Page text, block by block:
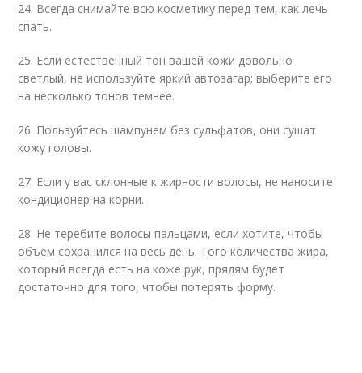
24. Всегда снимайте всю косметику перед тем, как лечь
спать.
25. Если естественный тон вашей кожи довольно
светлый, не используйте яркий автозагар; выберите его
на несколько тонов темнее.
26. Пользуйтесь шампунем без сульфатов, они сушат
кожу головы.
27. Если у вас склонные к жирности волосы, не наносите
кондиционер на корни.
28. Не теребите волосы пальцами, если хотите, чтобы
объем сохранился на весь день. Того количества жира,
который всегда есть на коже рук, прядям будет
достаточно для того, чтобы потерять форму.